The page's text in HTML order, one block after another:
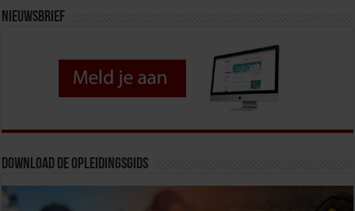
Nieuwsbrief
Download de opleidingsgids